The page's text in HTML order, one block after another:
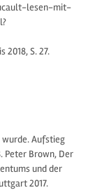
lesen-mit-
2018, S. 27.
wurde. Aufstieg
Peter Brown, Der
und der
2017.